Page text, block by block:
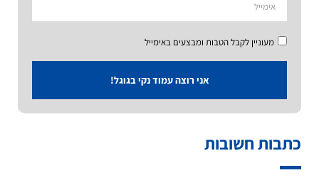
מעוניין לקבל הטבות ומבצעים באימייל
אני רוצה עמוד נקי בגוגל!
כתבות חשובות